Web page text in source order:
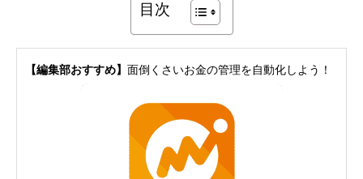
目次
【編集部おすすめ】 面倒くさいお金の管理を自動化しよう！